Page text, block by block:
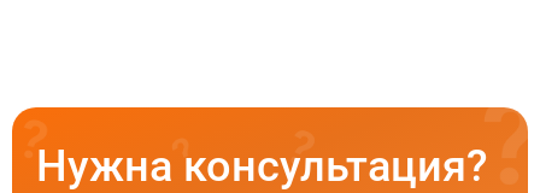
Нужна консультация?